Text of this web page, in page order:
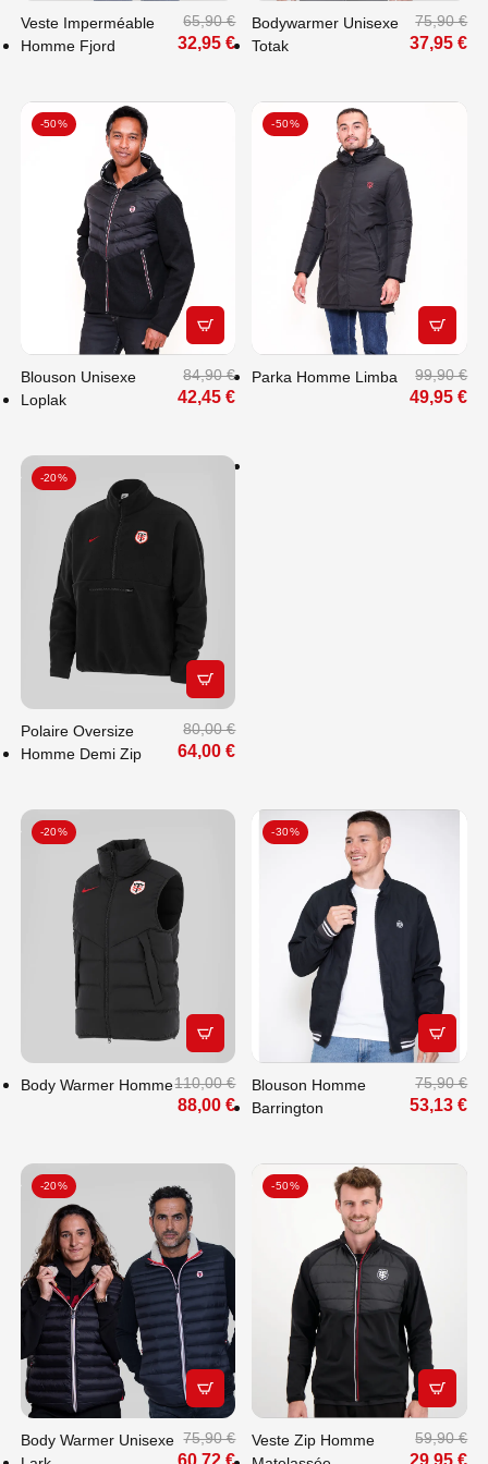
Veste Imperméable
Homme Fjord
65,90 €
32,95 €
Bodywarmer Unisexe
Totak
75,90 €
37,95 €
APERÇU RAPIDE
-50%
Blouson Unisexe
Loplak
84,90 €
42,45 €
-50%
Parka Homme Limba 99,90 €
49,95 €
APERÇU RAPIDE
-20%
Polaire Oversize
Homme Demi Zip
80,00 €
64,00 €
FAITES PLAISIR
À VOS PROCHES
: OFFREZ-LEUR
APERÇU RAPIDE
-20%
Body Warmer Homme110,00 €
88,00 €
-30%
Blouson Homme
Barrington
75,90 €
53,13 €
APERÇU RAPIDE
-20%
Body Warmer Unisexe 75,90 €
60,72 €
-50%
Veste Zip Homme
59,90 €
29,95 €